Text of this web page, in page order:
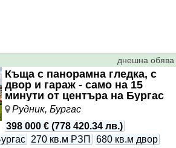
днешна обява
Къща с панорамна гледка, с
двор и гараж - само на 15
минути от центъра на Бургас
Рудник, Бургас
398 000 € (778 420.34 лв.)
270 кв.м РЗП
680 кв.м двор